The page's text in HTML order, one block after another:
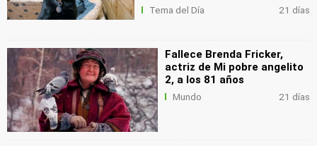
Tema del Día 21 días
Fallece Brenda Fricker,
actriz de Mi pobre angelito
2, a los 81 años
Mundo 21 días